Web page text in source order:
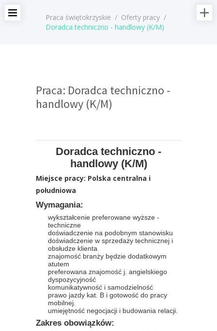
Praca świętokrzyskie / Oferty pracy /
Doradca techniczno - handlowy (K/M)
Praca: Doradca techniczno -
handlowy (K/M)
Doradca techniczno -
handlowy (K/M)
Miejsce pracy: Polska centralna i
południowa
Wymagania:
wykształcenie preferowane wyższe -
techniczne
doświadczenie na podobnym stanowisku
doświadczenie w sprzedaży technicznej i
obsłudze klienta
znajomość branży będzie dodatkowym
atutem
preferowana znajomość j. angielskiego
dyspozycyjność
komunikatywność i samodzielność
prawo jazdy kat. B i gotowość do pracy
mobilnej.
umiejętność negocjacji i budowania relacji.
Zakres obowiązków: